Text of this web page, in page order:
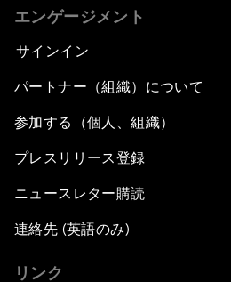
エンゲージメント
サインイン
パートナー（組織）について
参加する（個人、組織）
プレスリリース登録
ニュースレター購読
連絡先 (英語のみ)
リンク